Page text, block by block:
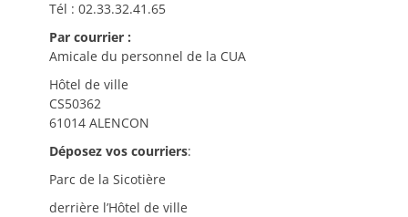
Tél : 02.33.32.41.65
Par courrier :
Amicale du personnel de la CUA
Hôtel de ville
CS50362
61014 ALENCON
Déposez vos courriers:
Parc de la Sicotière
derrière l’Hôtel de ville